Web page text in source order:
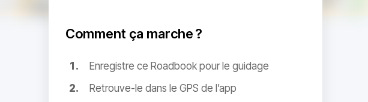
Comment ça marche ?
Enregistre ce Roadbook pour le guidage
Retrouve-le dans le GPS de l’app